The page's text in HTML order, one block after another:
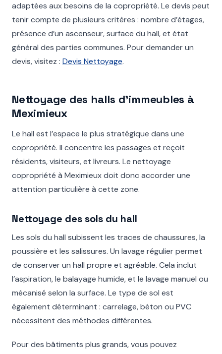
adaptées aux besoins de la copropriété. Le devis peut
tenir compte de plusieurs critères : nombre d’étages,
présence d’un ascenseur, surface du hall, et état
général des parties communes. Pour demander un
devis, visitez : Devis Nettoyage.
Nettoyage des halls d’immeubles à
Meximieux
Le hall est l’espace le plus stratégique dans une
copropriété. Il concentre les passages et reçoit
résidents, visiteurs, et livreurs. Le nettoyage
copropriété à Meximieux doit donc accorder une
attention particulière à cette zone.
Nettoyage des sols du hall
Les sols du hall subissent les traces de chaussures, la
poussière et les salissures. Un lavage régulier permet
de conserver un hall propre et agréable. Cela inclut
l’aspiration, le balayage humide, et le lavage manuel ou
mécanisé selon la surface. Le type de sol est
également déterminant : carrelage, béton ou PVC
nécessitent des méthodes différentes.
Pour des bâtiments plus grands, vous pouvez